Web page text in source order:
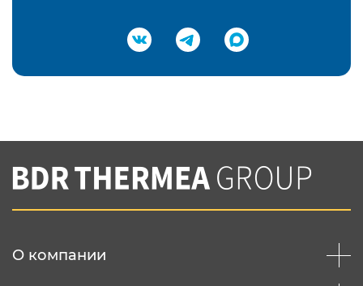
Подтвердить e-mail
Вы соглашаетесь с нашей политикой
конфеденциальности
О компании